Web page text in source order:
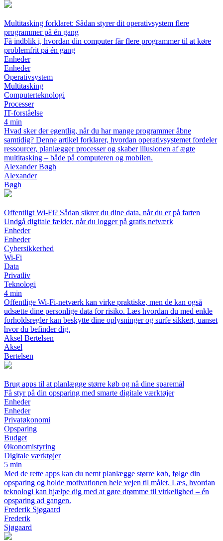
Multitasking forklaret: Sådan styrer dit operativsystem flere
programmer på én gang
Få indblik i, hvordan din computer får flere programmer til at køre
problemfrit på én gang
Enheder
Enheder
Operativsystem
Multitasking
Computerteknologi
Processer
IT-forståelse
4 min
Hvad sker der egentlig, når du har mange programmer åbne
samtidig? Denne artikel forklarer, hvordan operativsystemet fordeler
ressourcer, planlægger processer og skaber illusionen af ægte
multitasking – både på computeren og mobilen.
Alexander Bøgh
Alexander
Bøgh
Offentligt Wi-Fi? Sådan sikrer du dine data, når du er på farten
Undgå digitale fælder, når du logger på gratis netværk
Enheder
Enheder
Cybersikkerhed
Wi-Fi
Data
Privatliv
Teknologi
4 min
Offentlige Wi-Fi-netværk kan virke praktiske, men de kan også
udsætte dine personlige data for risiko. Læs hvordan du med enkle
forholdsregler kan beskytte dine oplysninger og surfe sikkert, uanset
hvor du befinder dig.
Aksel Bertelsen
Aksel
Bertelsen
Brug apps til at planlægge større køb og nå dine sparemål
Få styr på din opsparing med smarte digitale værktøjer
Enheder
Enheder
Privatøkonomi
Opsparing
Budget
Økonomistyring
Digitale værktøjer
5 min
Med de rette apps kan du nemt planlægge større køb, følge din
opsparing og holde motivationen hele vejen til målet. Læs, hvordan
teknologi kan hjælpe dig med at gøre drømme til virkelighed – én
opsparing ad gangen.
Frederik Sjøgaard
Frederik
Sjøgaard